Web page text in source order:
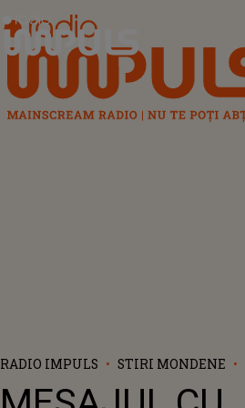
Radio Impuls
RADIO IMPULS STIRI MONDENE